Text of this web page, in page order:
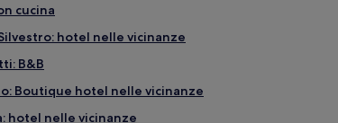
cucina
hotel nelle vicinanze
B&B
Boutique hotel nelle vicinanze
hotel nelle vicinanze